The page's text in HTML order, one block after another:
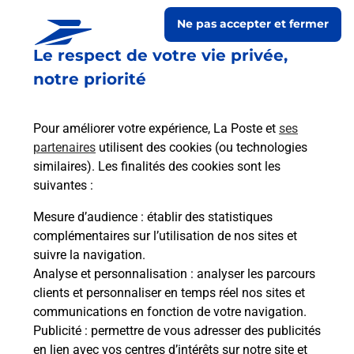
Le respect de votre vie privée,
notre priorité
Pour améliorer votre expérience, La Poste et ses
partenaires utilisent des cookies (ou technologies
similaires). Les finalités des cookies sont les
suivantes :
Mesure d’audience : établir des statistiques
complémentaires sur l’utilisation de nos sites et
suivre la navigation.
Analyse et personnalisation : analyser les parcours
clients et personnaliser en temps réel nos sites et
communications en fonction de votre navigation.
Publicité : permettre de vous adresser des publicités
en lien avec vos centres d’intérêts sur notre site et
Ne pas accepter et fermer
Collecte du courrier aujourd'hui à 09h00
Rue Ergolaire
52150 Doncourt Sur Meuse
Itinéraire
Le lien s'ouvre dans un nouvel onglet